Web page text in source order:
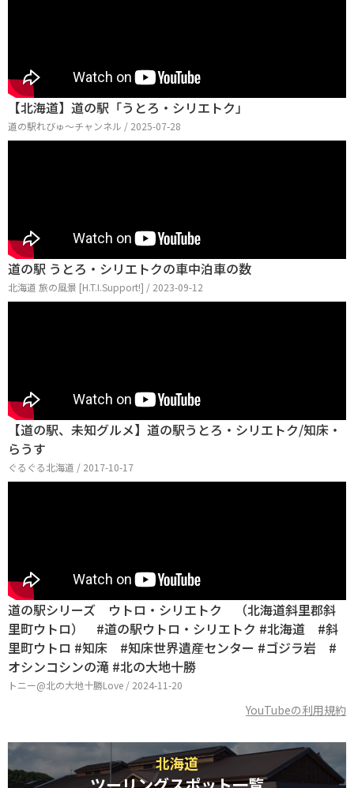
【北海道】道の駅「うとろ・シリエトク」
道の駅れびゅ〜チャンネル / 2025-07-28
道の駅 うとろ・シリエトクの車中泊車の数
北海道 旅の風景 [H.T.I.Support!] / 2023-09-12
【道の駅、未知グルメ】道の駅うとろ・シリエトク/知床・
らうす
ぐるぐる北海道 / 2017-10-17
道の駅シリーズ ウトロ・シリエトク （北海道斜里郡斜
里町ウトロ） #道の駅ウトロ・シリエトク #北海道 #斜
里町ウトロ #知床 #知床世界遺産センター #ゴジラ岩 #
オシンコシンの滝 #北の大地十勝
トニー@北の大地十勝Love / 2024-11-20
YouTubeの利用規約
北海道